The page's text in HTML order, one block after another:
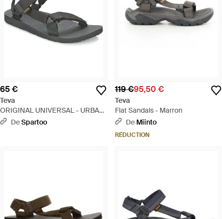
65 €
Teva
ORIGINAL UNIVERSAL - URBAN
hommes Sandales en Noir - Noir
DeSpartoo
119 €95,50 €
Teva
Flat Sandals - Marron
De Miinto
RÉDUCTION